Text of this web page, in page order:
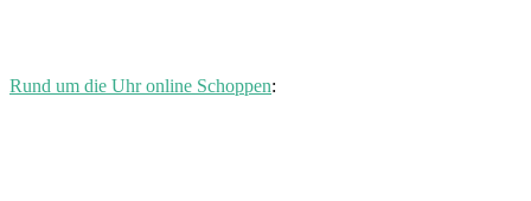
Rund um die Uhr online Schoppen: